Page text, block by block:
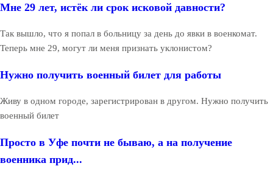
Мне 29 лет, истёк ли срок исковой давности?
Так вышло, что я попал в больницу за день до явки в военкомат.
Теперь мне 29, могут ли меня признать уклонистом?
Нужно получить военный билет для работы
Живу в одном городе, зарегистрирован в другом. Нужно получить
военный билет
Просто в Уфе почти не бываю, а на получение
военника прид...